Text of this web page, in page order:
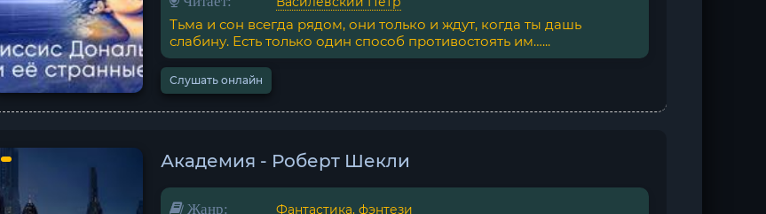
Тьма и сон всегда рядом, они только и ждут, когда ты дашь
слабину. Есть только один способ противостоять им…...
Слушать онлайн
Академия - Роберт Шекли
Жанр: Фантастика, фэнтези